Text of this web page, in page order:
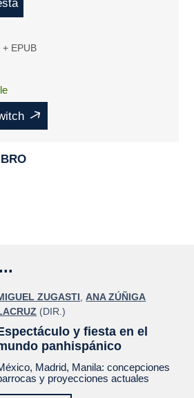
+ EPUB
ZUGASTI ,ANA ZÚÑIGA
(DIR.)
y fiesta en el
panhispánico
Madrid, Manila: concepciones
y proyecciones actuales